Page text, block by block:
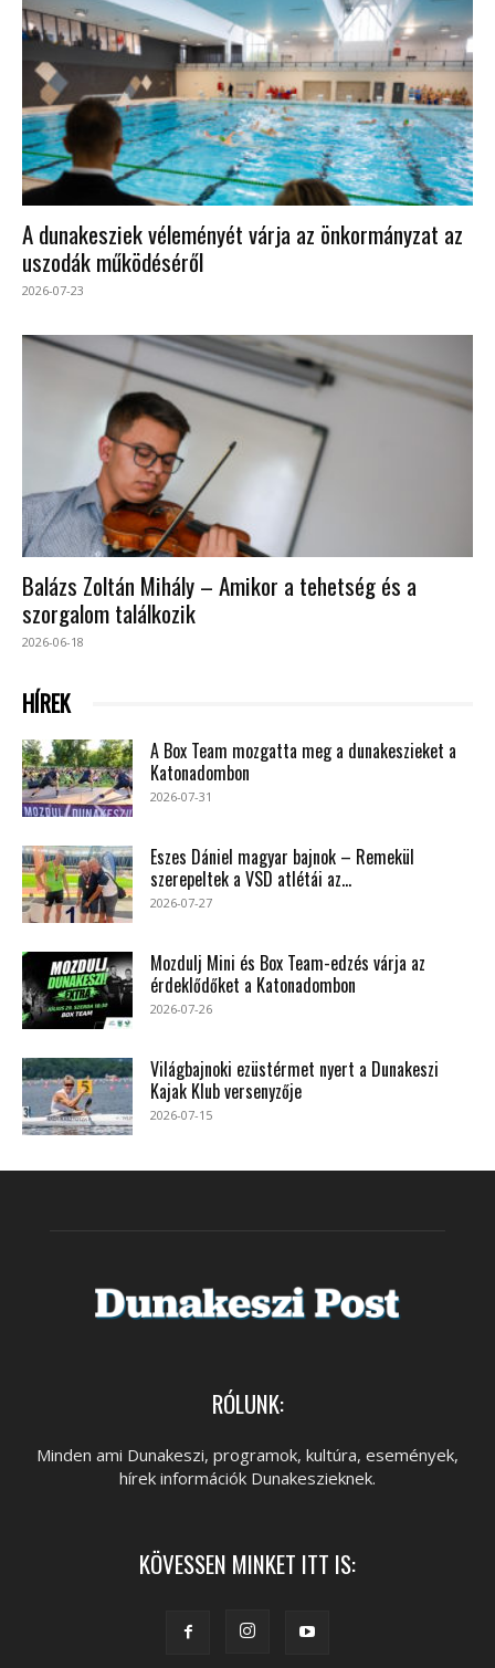
A dunakesziek véleményét várja az önkormányzat az
uszodák működéséről
2026-07-23
Balázs Zoltán Mihály – Amikor a tehetség és a
szorgalom találkozik
2026-06-18
HÍREK
A Box Team mozgatta meg a dunakeszieket a
Katonadombon
2026-07-31
Eszes Dániel magyar bajnok – Remekül
szerepeltek a VSD atlétái az...
2026-07-27
Mozdulj Mini és Box Team-edzés várja az
érdeklődőket a Katonadombon
2026-07-26
Világbajnoki ezüstérmet nyert a Dunakeszi
Kajak Klub versenyzője
2026-07-15
RÓLUNK:
Minden ami Dunakeszi, programok, kultúra, események,
hírek információk Dunakeszieknek.
KÖVESSEN MINKET ITT IS: